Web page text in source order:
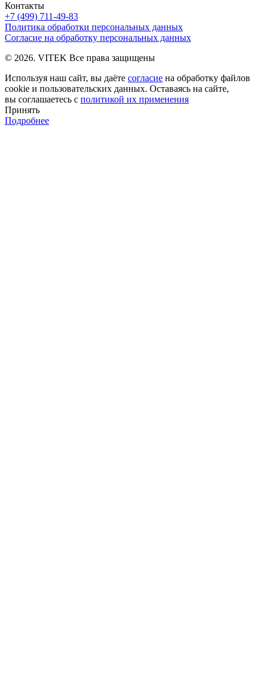
Контакты
+7 (499) 711-49-83
Политика обработки персональных данных
Согласие на обработку персональных данных
© 2026. VITEK Все права защищены
Используя наш сайт, вы даёте согласие на обработку файлов
cookie и пользовательских данных. Оставаясь на сайте,
вы соглашаетесь с политикой их применения
Принять
Подробнее